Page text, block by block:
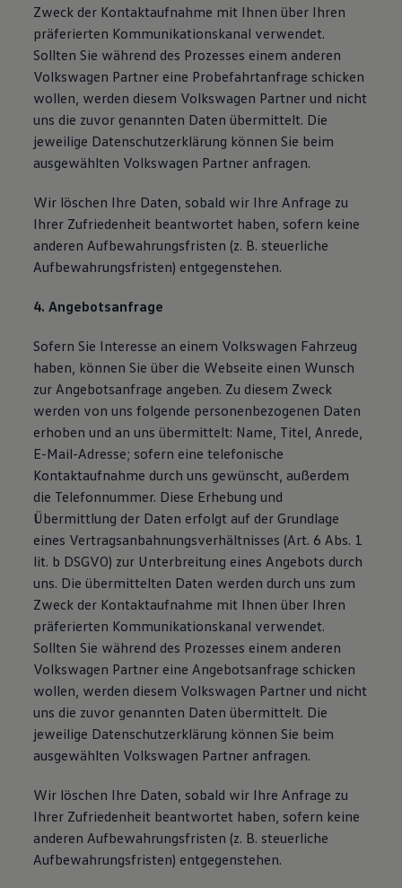
Zweck der Kontaktaufnahme mit Ihnen über Ihren
präferierten Kommunikationskanal verwendet.
Sollten Sie während des Prozesses einem anderen
Volkswagen Partner eine Probefahrtanfrage schicken
wollen, werden diesem Volkswagen Partner und nicht
uns die zuvor genannten Daten übermittelt. Die
jeweilige Datenschutzerklärung können Sie beim
ausgewählten Volkswagen Partner anfragen.
Wir löschen Ihre Daten, sobald wir Ihre Anfrage zu
Ihrer Zufriedenheit beantwortet haben, sofern keine
anderen Aufbewahrungsfristen (z. B. steuerliche
Aufbewahrungsfristen) entgegenstehen.
4. Angebotsanfrage
Sofern Sie Interesse an einem Volkswagen Fahrzeug
haben, können Sie über die Webseite einen Wunsch
zur Angebotsanfrage angeben. Zu diesem Zweck
werden von uns folgende personenbezogenen Daten
erhoben und an uns übermittelt: Name, Titel, Anrede,
E-Mail-Adresse; sofern eine telefonische
Kontaktaufnahme durch uns gewünscht, außerdem
die Telefonnummer. Diese Erhebung und
Übermittlung der Daten erfolgt auf der Grundlage
eines Vertragsanbahnungsverhältnisses (Art. 6 Abs. 1
lit. b DSGVO) zur Unterbreitung eines Angebots durch
uns. Die übermittelten Daten werden durch uns zum
Zweck der Kontaktaufnahme mit Ihnen über Ihren
präferierten Kommunikationskanal verwendet.
Sollten Sie während des Prozesses einem anderen
Volkswagen Partner eine Angebotsanfrage schicken
wollen, werden diesem Volkswagen Partner und nicht
uns die zuvor genannten Daten übermittelt. Die
jeweilige Datenschutzerklärung können Sie beim
ausgewählten Volkswagen Partner anfragen.
Wir löschen Ihre Daten, sobald wir Ihre Anfrage zu
Ihrer Zufriedenheit beantwortet haben, sofern keine
anderen Aufbewahrungsfristen (z. B. steuerliche
Aufbewahrungsfristen) entgegenstehen.